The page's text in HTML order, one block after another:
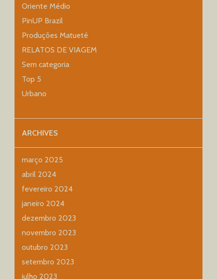
Oriente Médio
PinUP Brazil
Produções Matueté
RELATOS DE VIAGEM
Sem categoria
Top 5
Urbano
ARCHIVES
março 2025
abril 2024
fevereiro 2024
janeiro 2024
dezembro 2023
novembro 2023
outubro 2023
setembro 2023
julho 2023